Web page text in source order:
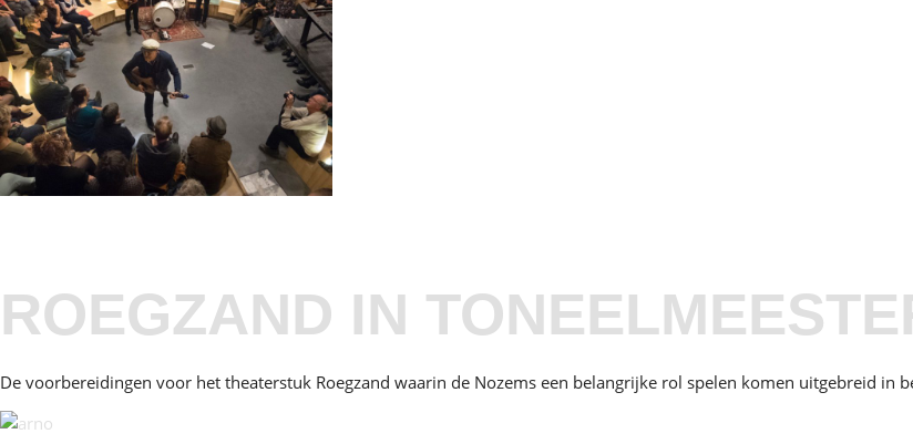
ROEGZAND IN
De voorbereidingen voor het theaterstuk Roegzand waarin de Nozems een belangrijke rol spelen komen uitgebreid in